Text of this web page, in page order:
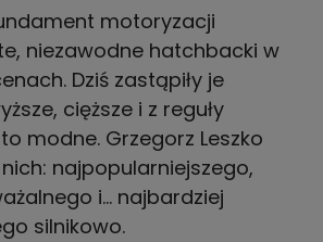
motoryzacji
niezawodne hatchbacki w
Dziś zastąpiły je
cięższe i z reguły
modne. Grzegorz Leszko
najpopularniejszego,
i… najbardziej
silnikowo.